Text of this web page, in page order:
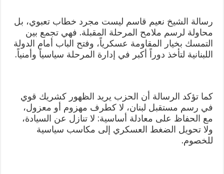
رسالة الشيخ نعيم قاسم ليست مجرد خطاب تعبوي، بل
محاولة لرسم ملامح المرحلة المقبلة. فهي تجمع بين
التمسك بخيار المقاومة عسكرياً، وفتح الباب أمام الدولة
اللبنانية لتأخذ دوراً أكبر في إدارة المرحلة سياسياً وأمنياً.
كما تؤكد الرسالة أن الحزب يريد الظهور كشريك قوي
في رسم مستقبل لبنان، لا كطرف مهزوم أو معزول،
مع الحفاظ على معادلة أساسية: لا تنازل عن السيادة،
ولا تحويل الضغط العسكري إلى مكاسب سياسية
للخصوم.